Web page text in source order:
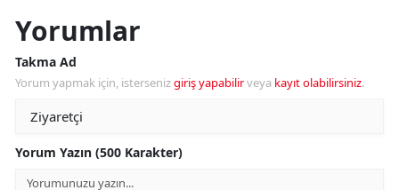
Yorumlar
Takma Ad
Yorum yapmak için, istersenizgiriş yapabilirveya kayıt olabilirsiniz.
Yorum Yazın (500 Karakter)